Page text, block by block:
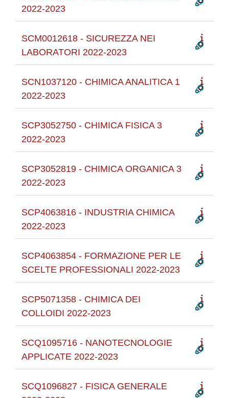
2022-2023
SCM0012618 - SICUREZZA NEI
LABORATORI 2022-2023
SCN1037120 - CHIMICA ANALITICA 1
2022-2023
SCP3052750 - CHIMICA FISICA 3
2022-2023
SCP3052819 - CHIMICA ORGANICA 3
2022-2023
SCP4063816 - INDUSTRIA CHIMICA
2022-2023
SCP4063854 - FORMAZIONE PER LE
SCELTE PROFESSIONALI 2022-2023
SCP5071358 - CHIMICA DEI
COLLOIDI 2022-2023
SCQ1095716 - NANOTECNOLOGIE
APPLICATE 2022-2023
SCQ1096827 - FISICA GENERALE